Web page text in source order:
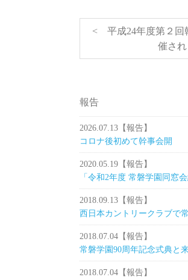
< 平成24年度第２回
催さ
報告
2026.07.13 【報告】
コロナ後初めて幹事会開
2020.05.19 【報告】
「令和2年度 常磐学園同窓
2018.09.13 【報告】
西日本カントリークラブで
2018.07.04 【報告】
常磐学園90周年記念式典と
2018.07.04 【報告】